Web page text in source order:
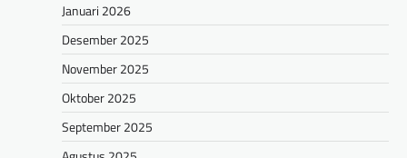
Januari 2026
Desember 2025
November 2025
Oktober 2025
September 2025